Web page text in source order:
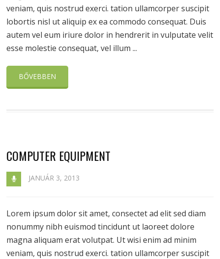
veniam, quis nostrud exerci. tation ullamcorper suscipit
lobortis nisl ut aliquip ex ea commodo consequat. Duis
autem vel eum iriure dolor in hendrerit in vulputate velit
esse molestie consequat, vel illum ...
BŐVEBBEN
COMPUTER EQUIPMENT
JANUÁR 3, 2013
Lorem ipsum dolor sit amet, consectet ad elit sed diam
nonummy nibh euismod tincidunt ut laoreet dolore
magna aliquam erat volutpat. Ut wisi enim ad minim
veniam, quis nostrud exerci. tation ullamcorper suscipit